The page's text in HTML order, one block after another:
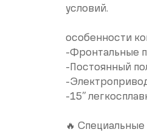
условий.
особенности
-Фронтальные
-Постоянный
-
-15’’
🔥